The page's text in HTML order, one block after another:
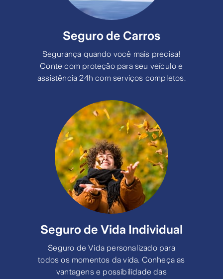
Seguro de Carros
Segurança quando você mais precisa!
Conte com proteção para seu veículo e
assistência 24h com serviços completos.
Seguro de Vida Individual
Seguro de Vida personalizado para
todos os momentos da vida. Conheça as
vantagens e possibilidade das